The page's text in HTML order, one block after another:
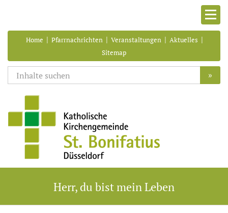
Home | Pfarrnachrichten | Veranstaltungen | Aktuelles |
Sitemap
»
Herr, du bist mein Leben